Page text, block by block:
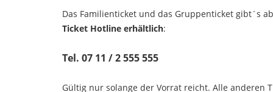
Das Familienticket und das Gruppenticket gibt´s
Ticket Hotline erhältlich:
Tel. 07 11 / 2 555 555
Gültig nur solange der Vorrat reicht. Alle anderen